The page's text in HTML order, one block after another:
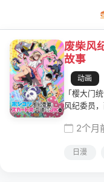
废柴风
故事
动画
「樱大门
风纪委员
两人，某
面目竟然
2个月
日漫